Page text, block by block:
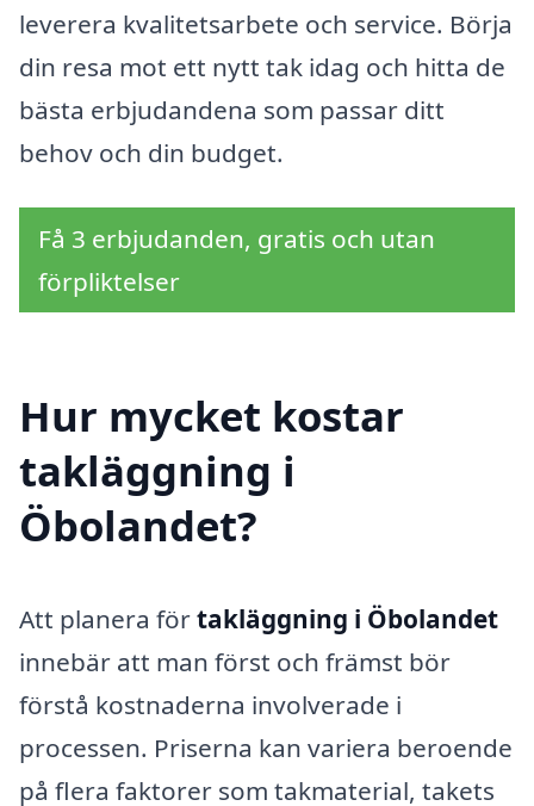
leverera kvalitetsarbete och service. Börja
din resa mot ett nytt tak idag och hitta de
bästa erbjudandena som passar ditt
behov och din budget.
Få 3 erbjudanden, gratis och utan
förpliktelser
Hur mycket kostar
takläggning i
Öbolandet?
Att planera förtakläggning i Öbolandet
innebär att man först och främst bör
förstå kostnaderna involverade i
processen. Priserna kan variera beroende
på flera faktorer som takmaterial, takets